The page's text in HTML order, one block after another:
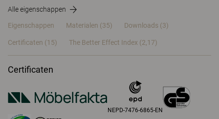
Alle eigenschappen
Eigenschappen Materialen (35) Downloads (3)
Certificaten (15) The Better Effect Index (2,17)
Certificaten
NEPD-7476-6865-EN